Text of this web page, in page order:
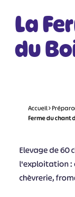
La
du
Accueil>
Ferme du chant
Elevage de 60
l'exploitation :
chèvrerie,